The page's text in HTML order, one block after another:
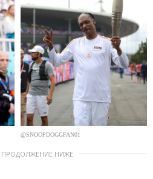
@SNOOPDOGGFAN01
ПРОДОЛЖЕНИЕ НИЖЕ